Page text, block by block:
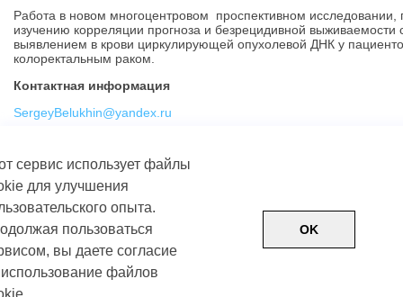
Работа в новом многоцентровом проспективном исследовании,
изучению корреляции прогноза и безрецидивной выживаемости
выявлением в крови циркулирующей опухолевой ДНК у
колоректальным раком.
Контактная информация
SergeyBelukhin@yandex.ru
Пользовательское соглашение
сервис использует файлы
для улучшения
опыта.
пользоваться
вы даете согласие
файлов
OK